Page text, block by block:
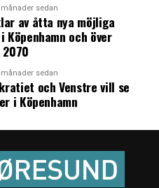
med Femern-
med plads på broen
ifølge
synes at være i fare for
25 godstog over broen
kører over broen, og det
er nået.
månader sedan
av åtta nya möjliga
och över
månader sedan
och Venstre vill se
i Köpenhamn